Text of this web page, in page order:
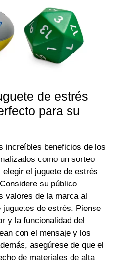
de estrés
para su
increíbles beneficios de los
como un sorteo
el juguete de estrés
su público
valores de la marca al
de estrés. Piense
y la funcionalidad del
con el mensaje y los
asegúrese de que el
de materiales de alta